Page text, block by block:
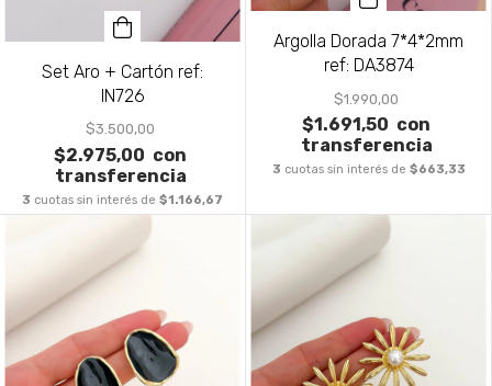
Set Aro + Cartón ref:
IN726
$3.500,00
$2.975,00 con
transferencia
3 cuotas sin interés de $1.166,67
Argolla Dorada 7*4*2mm
ref: DA3874
$1.990,00
$1.691,50 con
transferencia
3 cuotas sin interés de $663,33